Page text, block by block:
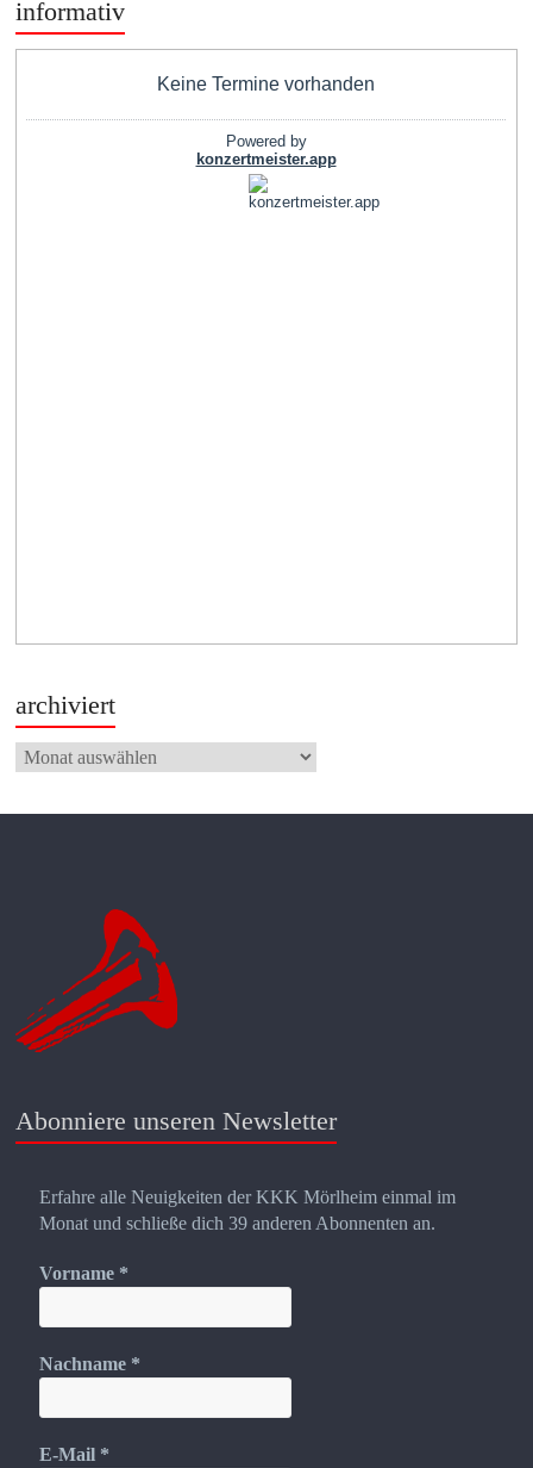
informativ
archiviert
archiviert
Abonniere unseren Newsletter
Erfahre alle Neuigkeiten der KKK Mörlheim einmal im
Monat und schließe dich 39 anderen Abonnenten an.
Vorname *
Nachname *
E-Mail *